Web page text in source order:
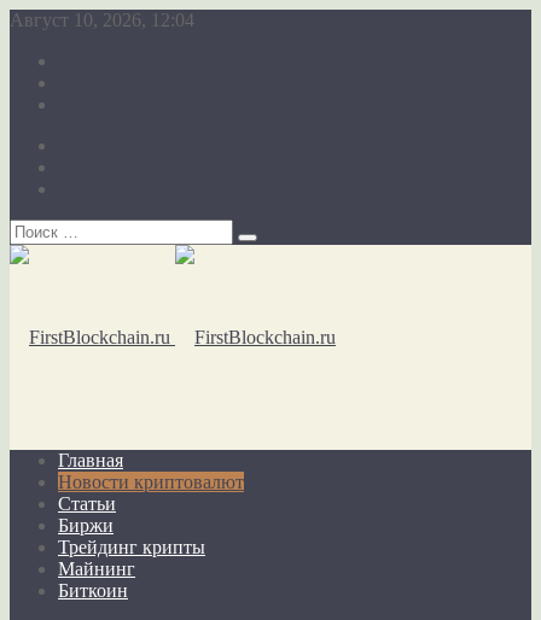
Август 10, 2026, 12:04
Главная
Новости криптовалют
Статьи
Биржи
Трейдинг крипты
Майнинг
Биткоин